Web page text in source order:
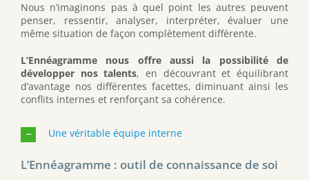
Nous n’imaginons pas à quel point les autres peuvent
penser, ressentir, analyser, interpréter, évaluer une
même situation de façon complètement différente.
L’Ennéagramme nous offre aussi la possibilité de
développer nos talents, en découvrant et équilibrant
d’avantage nos différentes facettes, diminuant ainsi les
conflits internes et renforçant sa cohérence.
Une véritable équipe interne
L’Ennéagramme : outil de connaissance de soi